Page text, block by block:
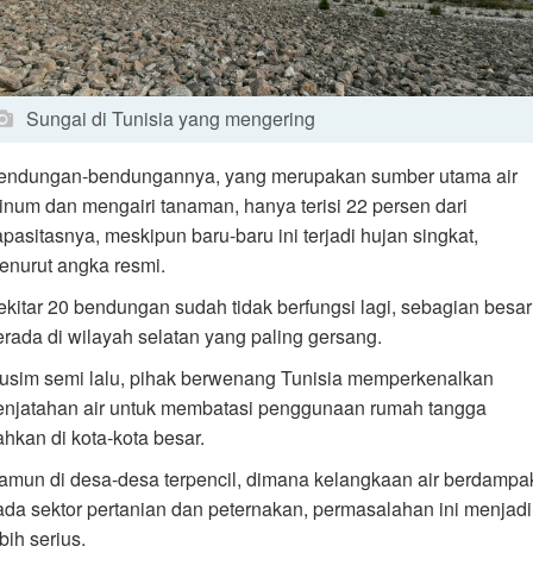
Sungai di Tunisia yang mengering
bendungannya, yang merupakan sumber utama air
dan mengairi tanaman, hanya terisi 22 persen dari
meskipun baru-baru ini terjadi hujan singkat,
angka resmi.
20 bendungan sudah tidak berfungsi lagi, sebagian besar
di wilayah selatan yang paling gersang.
semi lalu, pihak berwenang Tunisia memperkenalkan
air untuk membatasi penggunaan rumah tangga
di kota-kota besar.
di desa-desa terpencil, dimana kelangkaan air
sektor pertanian dan peternakan, permasalahan ini menjadi
serius.